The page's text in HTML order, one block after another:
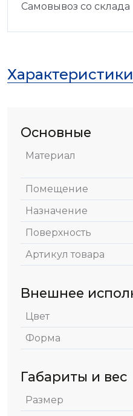
Самовывоз со склада
Характеристики
Основные
Материал
Помещение
Назначение
Поверхность
Артикул товара
Внешнее
Цвет
Форма
Габариты и вес
Размер